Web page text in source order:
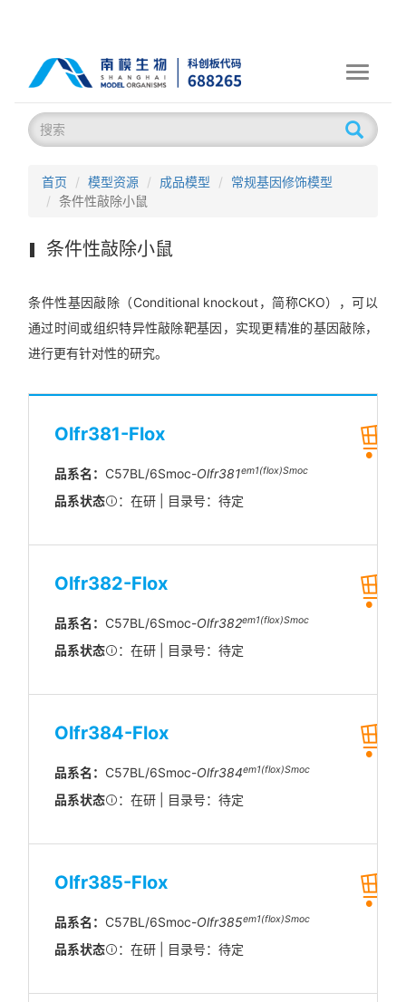
Toggle
首页 模型资源 成品模型
常规基因修饰模型
条件性敲除小鼠
条件性敲除小鼠
条件性基因敲除（Conditional knockout，简称CKO），可以
通过时间或组织特异性敲除靶基因，实现更精准的基因敲除，
进行更有针对性的研究。
Olfr381-Flox
品系名： C57BL/6Smoc-Olfr381em1(flox)Smoc
品系状态 ：在研 | 目录号：待定
Olfr382-Flox
品系名： C57BL/6Smoc-Olfr382em1(flox)Smoc
品系状态 ：在研 | 目录号：待定
Olfr384-Flox
品系名： C57BL/6Smoc-Olfr384em1(flox)Smoc
品系状态 ：在研 | 目录号：待定
Olfr385-Flox
品系名： C57BL/6Smoc-Olfr385em1(flox)Smoc
品系状态 ：在研 | 目录号：待定